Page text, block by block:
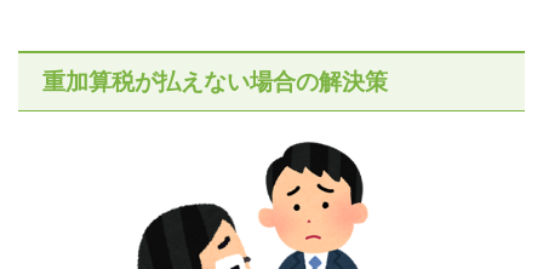
重加算税が払えない場合の解決策